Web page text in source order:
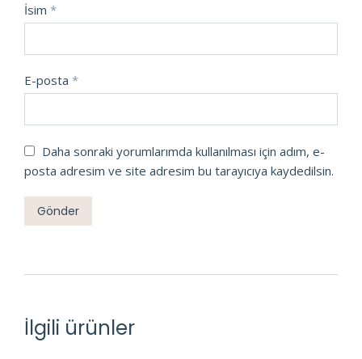
İsim *
E-posta *
Daha sonraki yorumlarımda kullanılması için adım, e-
posta adresim ve site adresim bu tarayıcıya kaydedilsin.
İlgili ürünler